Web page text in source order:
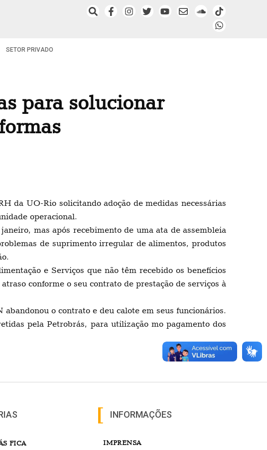
SETOR PRIVADO
para solucionar
da UO-Rio solicitando adoção de medidas necessárias
operacional.
mas após recebimento de uma ata de assembleia
de suprimento irregular de alimentos, produtos
e Serviços que não têm recebido os benefícios
conforme o seu contrato de prestação de serviços à
o contrato e deu calote em seus funcionários.
pela Petrobrás, para utilização mo pagamento dos
FICA
INFORMAÇÕES
IMPRENSA